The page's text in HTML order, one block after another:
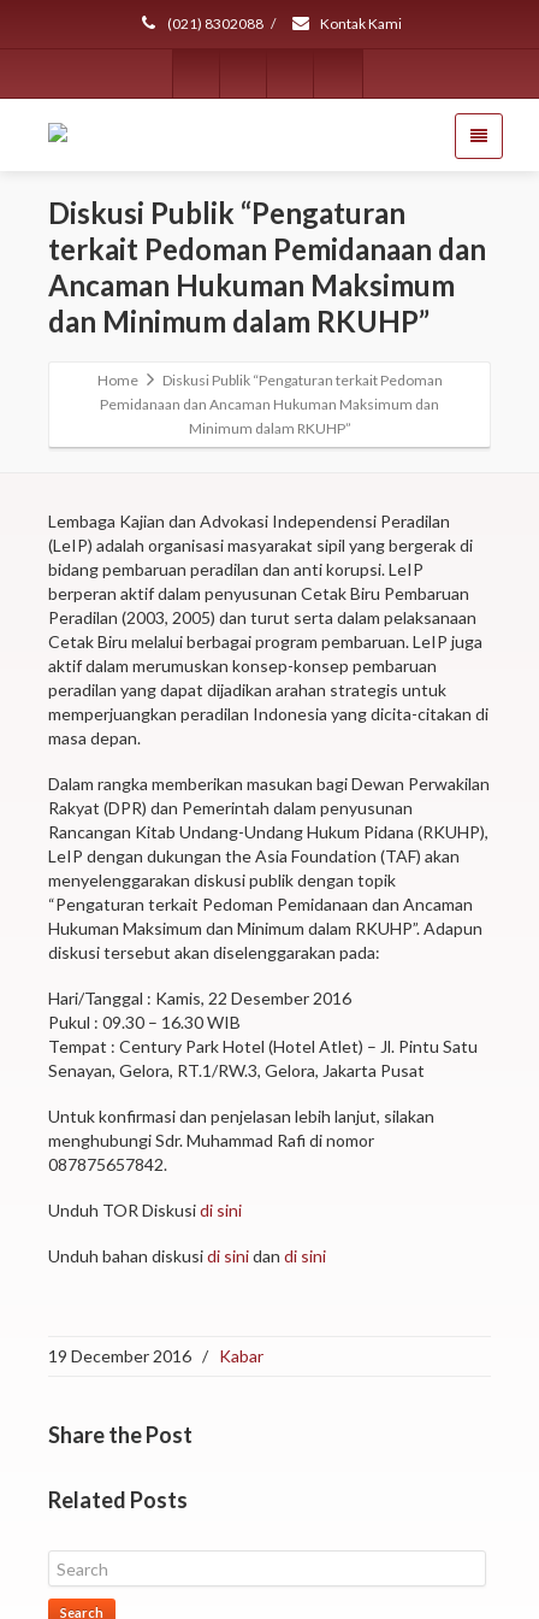
(021) 8302088 / Kontak Kami
Diskusi Publik “Pengaturan
terkait Pedoman Pemidanaan dan
Ancaman Hukuman Maksimum
dan Minimum dalam RKUHP”
Home
Diskusi Publik “Pengaturan terkait Pedoman
Pemidanaan dan Ancaman Hukuman Maksimum dan
Minimum dalam RKUHP”
Lembaga Kajian dan Advokasi Independensi Peradilan
(LeIP) adalah organisasi masyarakat sipil yang bergerak di
bidang pembaruan peradilan dan anti korupsi. LeIP
berperan aktif dalam penyusunan Cetak Biru Pembaruan
Peradilan (2003, 2005) dan turut serta dalam pelaksanaan
Cetak Biru melalui berbagai program pembaruan. LeIP juga
aktif dalam merumuskan konsep-konsep pembaruan
peradilan yang dapat dijadikan arahan strategis untuk
memperjuangkan peradilan Indonesia yang dicita-citakan di
masa depan.
Dalam rangka memberikan masukan bagi Dewan Perwakilan
Rakyat (DPR) dan Pemerintah dalam penyusunan
Rancangan Kitab Undang-Undang Hukum Pidana (RKUHP),
LeIP dengan dukungan the Asia Foundation (TAF) akan
menyelenggarakan diskusi publik dengan topik
“Pengaturan terkait Pedoman Pemidanaan dan Ancaman
Hukuman Maksimum dan Minimum dalam RKUHP”. Adapun
diskusi tersebut akan diselenggarakan pada:
Hari/Tanggal : Kamis, 22 Desember 2016
Pukul : 09.30 – 16.30 WIB
Tempat : Century Park Hotel (Hotel Atlet) – Jl. Pintu Satu
Senayan, Gelora, RT.1/RW.3, Gelora, Jakarta Pusat
Untuk konfirmasi dan penjelasan lebih lanjut, silakan
menghubungi Sdr. Muhammad Rafi di nomor
087875657842.
Unduh TOR Diskusidi sini
Unduh bahan diskusidi sinidan di sini
19 December 2016 / Kabar
Sharethe Post
Related Posts
Search